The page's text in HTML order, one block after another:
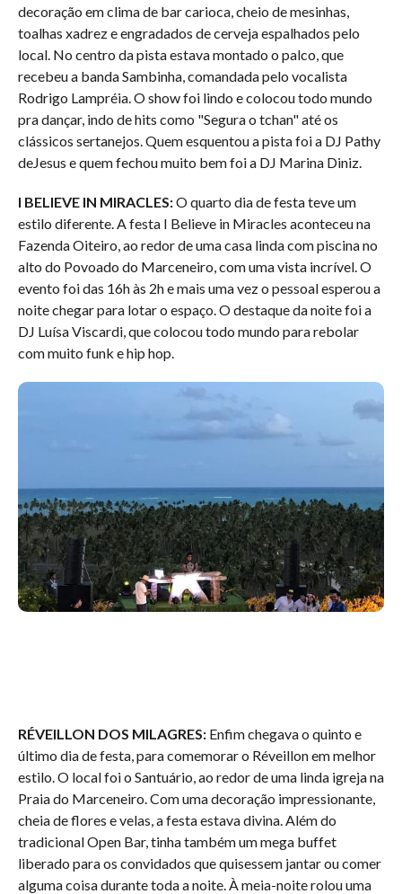
decoração em clima de bar carioca, cheio de mesinhas,
toalhas xadrez e engradados de cerveja espalhados pelo
local. No centro da pista estava montado o palco, que
recebeu a banda Sambinha, comandada pelo vocalista
Rodrigo Lampréia. O show foi lindo e colocou todo mundo
pra dançar, indo de hits como "Segura o tchan" até os
clássicos sertanejos. Quem esquentou a pista foi a DJ Pathy
deJesus e quem fechou muito bem foi a DJ Marina Diniz.
I BELIEVE IN MIRACLES:O quarto dia de festa teve um
estilo diferente. A festa I Believe in Miracles aconteceu na
Fazenda Oiteiro, ao redor de uma casa linda com piscina no
alto do Povoado do Marceneiro, com uma vista incrível. O
evento foi das 16h às 2h e mais uma vez o pessoal esperou a
noite chegar para lotar o espaço. O destaque da noite foi a
DJ Luísa Viscardi, que colocou todo mundo para rebolar
com muito funk e hip hop.
RÉVEILLON DOS MILAGRES: Enfim chegava o quinto e
último dia de festa, para comemorar o Réveillon em melhor
estilo. O local foi o Santuário, ao redor de uma linda igreja na
Praia do Marceneiro. Com uma decoração impressionante,
cheia de flores e velas, a festa estava divina. Além do
tradicional Open Bar, tinha também um mega buffet
liberado para os convidados que quisessem jantar ou comer
alguma coisa durante toda a noite. À meia-noite rolou uma